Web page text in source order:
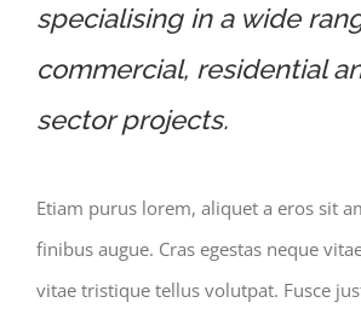
specialising in a wide
commercial, residential
sector projects.
Etiam purus lorem, aliquet a eros sit
finibus augue. Cras egestas neque
vitae tristique tellus volutpat. Fusce